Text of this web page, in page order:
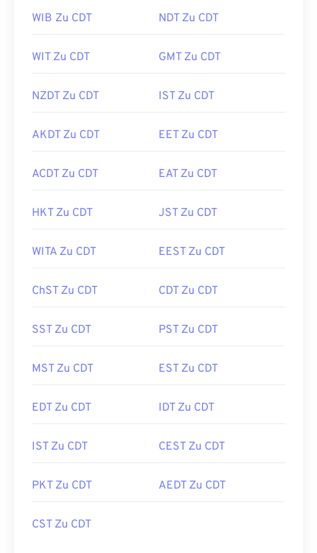
WIB Zu CDT NDT Zu CDT
WIT Zu CDT GMT Zu CDT
NZDT Zu CDT IST Zu CDT
AKDT Zu CDT EET Zu CDT
ACDT Zu CDT EAT Zu CDT
HKT Zu CDT JST Zu CDT
WITA Zu CDT EEST Zu CDT
ChST Zu CDT CDT Zu CDT
SST Zu CDT PST Zu CDT
MST Zu CDT EST Zu CDT
EDT Zu CDT IDT Zu CDT
IST Zu CDT CEST Zu CDT
PKT Zu CDT AEDT Zu CDT
CST Zu CDT